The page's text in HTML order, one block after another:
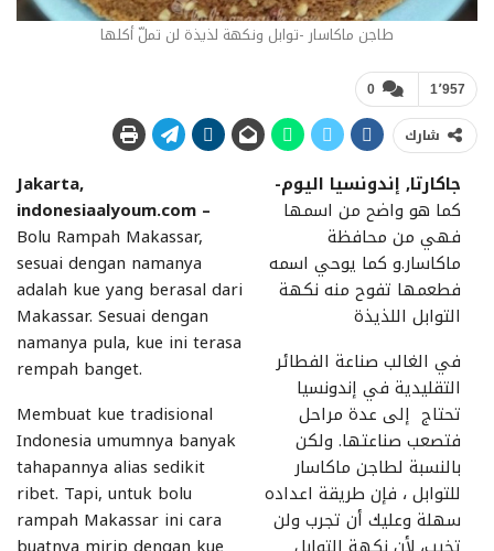
طاجن ماكاسار -توابل ونكهة لذيذة لن تملّ أكلها
0 1٬957
شارك
جاكارتا, إندونسيا اليوم-
كما هو واضح من اسمها
فهي من محافظة
ماكاسار.و كما يوحي اسمه
فطعمها تفوح منه نكهة
التوابل اللذيذة
في الغالب صناعة الفطائر
التقليدية في إندونسيا
تحتاج إلى عدة مراحل
فتصعب صناعتها. ولكن
بالنسبة لطاجن ماكاسار
للتوابل ، فإن طريقة اعداده
سهلة وعليك أن تجرب ولن
Jakarta,
indonesiaalyoum.com –
Bolu Rampah Makassar,
sesuai dengan namanya
adalah kue yang berasal dari
Makassar. Sesuai dengan
namanya pula, kue ini terasa
rempah banget.
Membuat kue tradisional
Indonesia umumnya banyak
tahapannya alias sedikit
ribet. Tapi, untuk bolu
rampah Makassar ini cara